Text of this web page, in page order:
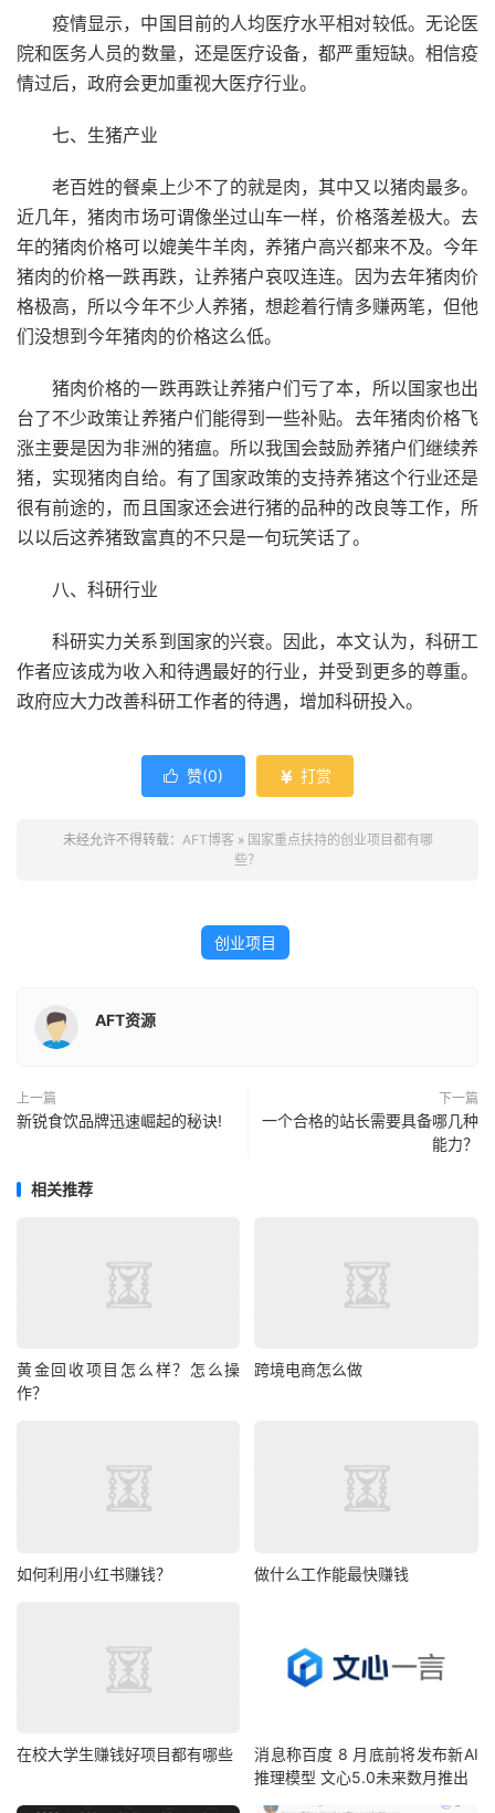
疫情显示，中国目前的人均医疗水平相对较低。无论医
院和医务人员的数量，还是医疗设备，都严重短缺。相信疫
情过后，政府会更加重视大医疗行业。
七、生猪产业
老百姓的餐桌上少不了的就是肉，其中又以猪肉最多。
近几年，猪肉市场可谓像坐过山车一样，价格落差极大。去
年的猪肉价格可以媲美牛羊肉，养猪户高兴都来不及。今年
猪肉的价格一跌再跌，让养猪户哀叹连连。因为去年猪肉价
格极高，所以今年不少人养猪，想趁着行情多赚两笔，但他
们没想到今年猪肉的价格这么低。
猪肉价格的一跌再跌让养猪户们亏了本，所以国家也出
台了不少政策让养猪户们能得到一些补贴。去年猪肉价格飞
涨主要是因为非洲的猪瘟。所以我国会鼓励养猪户们继续养
猪，实现猪肉自给。有了国家政策的支持养猪这个行业还是
很有前途的，而且国家还会进行猪的品种的改良等工作，所
以以后这养猪致富真的不只是一句玩笑话了。
八、科研行业
科研实力关系到国家的兴衰。因此，本文认为，科研工
作者应该成为收入和待遇最好的行业，并受到更多的尊重。
政府应大力改善科研工作者的待遇，增加科研投入。
 赞(0)  打赏
未经允许不得转载： AFT博客 » 国家重点扶持的创业项目都有哪
些？
创业项目
AFT资源
上一篇
新锐食饮品牌迅速崛起的秘诀!
下一篇
一个合格的站长需要具备哪几种
能力？
相关推荐
黄金回收项目怎么样？怎么操
作？
跨境电商怎么做
如何利用小红书赚钱？ 做什么工作能最快赚钱
在校大学生赚钱好项目都有哪些
消息称百度 8 月底前将发布新AI
推理模型 文心5.0未来数月推出